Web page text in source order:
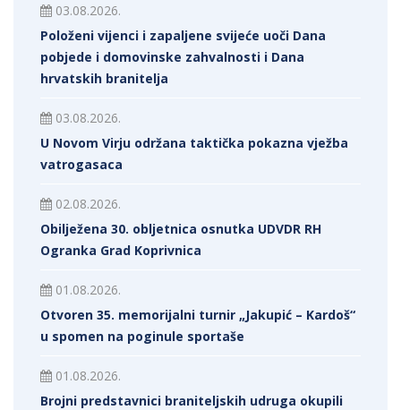
03.08.2026.
Položeni vijenci i zapaljene svijeće uoči Dana
pobjede i domovinske zahvalnosti i Dana
hrvatskih branitelja
03.08.2026.
U Novom Virju održana taktička pokazna vježba
vatrogasaca
02.08.2026.
Obilježena 30. obljetnica osnutka UDVDR RH
Ogranka Grad Koprivnica
01.08.2026.
Otvoren 35. memorijalni turnir „Jakupić – Kardoš“
u spomen na poginule sportaše
01.08.2026.
Brojni predstavnici braniteljskih udruga okupili